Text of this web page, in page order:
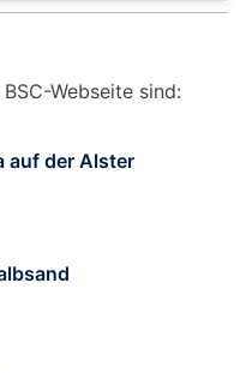
Webseite sind:
auf der Alster